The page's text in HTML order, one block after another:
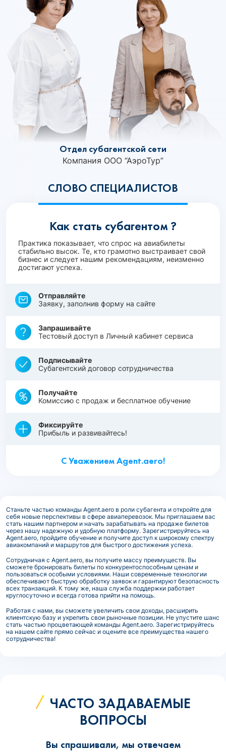
СЛОВО СПЕЦИАЛИСТОВ
Отдел субагентской сети
Компания ООО “АэроТур”
Как стать субагентом ?
Практика показывает, что спрос на авиабилеты
стабильно высок. Те, кто грамотно выстраивает свой
бизнес и следует нашим рекомендациям, неизменно
достигают успеха.
Отправляйте
Заявку, заполнив форму на сайте
Запрашивайте
Тестовый доступ в Личный кабинет сервиса
Подписывайте
Субагентский договор сотрудничества
Получайте
Комиссию с продаж и бесплатное обучение
Фиксируйте
Прибыль и развивайтесь!
С Уважением Agent.aero!
Станьте частью команды Agent.aero в роли субагента и откройте для
себя новые перспективы в сфере авиаперевозок. Мы приглашаем вас
стать нашим партнером и начать зарабатывать на продаже билетов
через нашу надежную и удобную платформу. Зарегистрируйтесь на
Agent.aero, пройдите обучение и получите доступ к широкому спектру
авиакомпаний и маршрутов для быстрого достижения успеха.
Сотрудничая с Agent.aero, вы получите массу преимуществ. Вы
сможете бронировать билеты по конкурентоспособным ценам и
пользоваться особыми условиями. Наши современные технологии
обеспечивают быструю обработку заявок и гарантируют безопасность
всех транзакций. К тому же, наша служба поддержки работает
круглосуточно и всегда готова прийти на помощь.
Работая с нами, вы сможете увеличить свои доходы, расширить
клиентскую базу и укрепить свои рыночные позиции. Не упустите шанс
стать частью процветающей команды Agent.aero. Зарегистрируйтесь
на нашем сайте прямо сейчас и оцените все преимущества нашего
сотрудничества!
ЧАСТО ЗАДАВАЕМЫЕ
ВОПРОСЫ
Вы спрашивали, мы отвечаем